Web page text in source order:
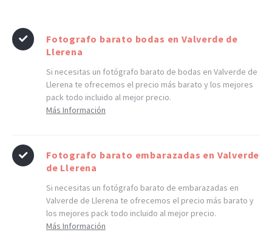
Fotografo barato bodas en Valverde de
Llerena
Si necesitas un fotógrafo barato de bodas en Valverde de
Llerena te ofrecemos el precio más barato y los mejores
pack todo incluido al mejor precio.
Más Información
Fotografo barato embarazadas en Valverde
de Llerena
Si necesitas un fotógrafo barato de embarazadas en
Valverde de Llerena te ofrecemos el precio más barato y
los mejores pack todo incluido al mejor precio.
Más Información